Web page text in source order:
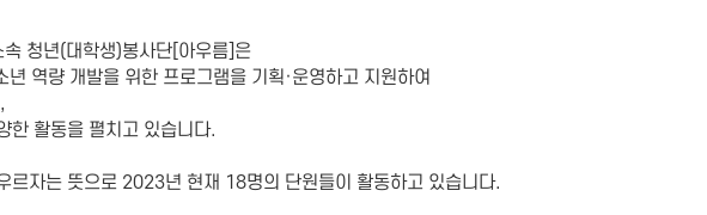
청년(대학생)봉사단[아우름]은
역량 개발을 위한 프로그램을 기획·운영하고 지원하여
한 활동을 펼치고 있습니다.
르자는 뜻으로 2023년 현재 18명의 단원들이 활동하고 있습니다.